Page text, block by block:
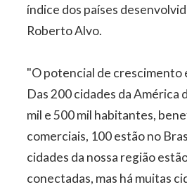
índice dos países
Roberto Alvo.
"O potencial de crescimento
Das 200 cidades da América
mil e 500 mil habitantes,
comerciais, 100 estão no
cidades da nossa região
conectadas, mas há muitas